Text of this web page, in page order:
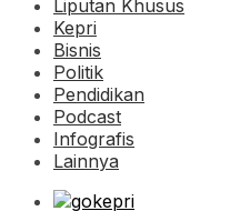
Liputan Khusus
Kepri
Bisnis
Politik
Pendidikan
Podcast
Infografis
Lainnya